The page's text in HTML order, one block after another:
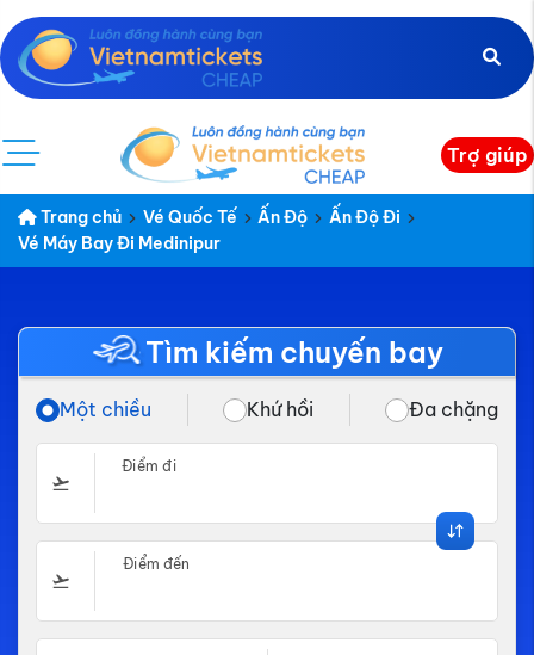
Trợ giúp
Trang chủ Vé Quốc Tế Ấn Độ
Ấn Độ Đi
Vé Máy Bay Đi Medinipur
Tìm kiếm chuyến bay
Một chiều Khứ hồi Đa chặng
Điểm đi
Điểm đến